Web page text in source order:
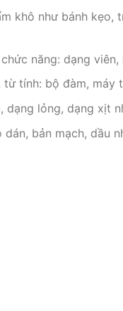
khô như bánh
năng: dạng
từ tính: bộ đàm, máy
dạng lỏng, dạng xịt
bản mạch, dầu